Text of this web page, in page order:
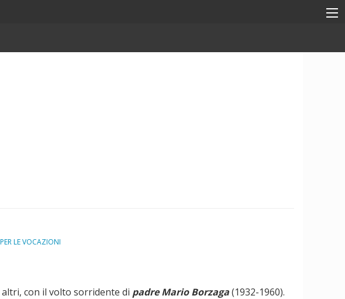
LE VOCAZIONI
con il volto sorridente di padre Mario Borzaga(1932-1960).